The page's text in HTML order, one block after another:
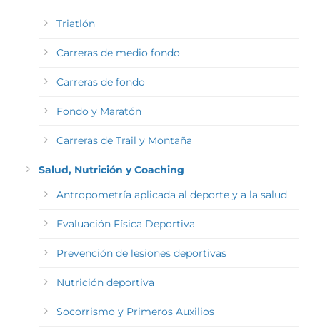
Triatlón
Carreras de medio fondo
Carreras de fondo
Fondo y Maratón
Carreras de Trail y Montaña
Salud, Nutrición y Coaching
Antropometría aplicada al deporte y a la salud
Evaluación Física Deportiva
Prevención de lesiones deportivas
Nutrición deportiva
Socorrismo y Primeros Auxilios